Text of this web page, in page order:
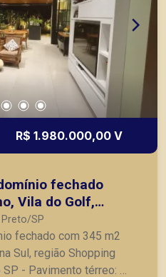
de garagem, sendo 2
eletrodomésticos.
agendar
mesmo?
R$ 1.980.000,00 V
fechado
Vila do Golf,
Iguatemi
SP
fechado com 345 m2
Sul, região Shopping
-